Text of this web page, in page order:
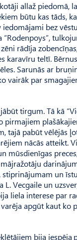
allaž piedomā,
būtu kas tāds,
iedomājami bez
rādīja
karavīru teltī.
Sarunās ar
vairāk par
tirgum. Tā kā
pirmajiem
tajā pabūt vēlējās
nācās atteikt.
mūsdienīgas
stiprinājumam un
L. Vecgaile un
liela interese par
apgūt kaut ko
bija iespēja